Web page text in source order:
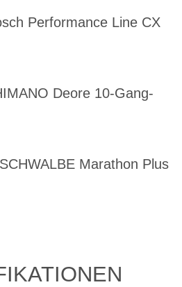
Performance Line CX
Deore 10-Gang-
Marathon Plus